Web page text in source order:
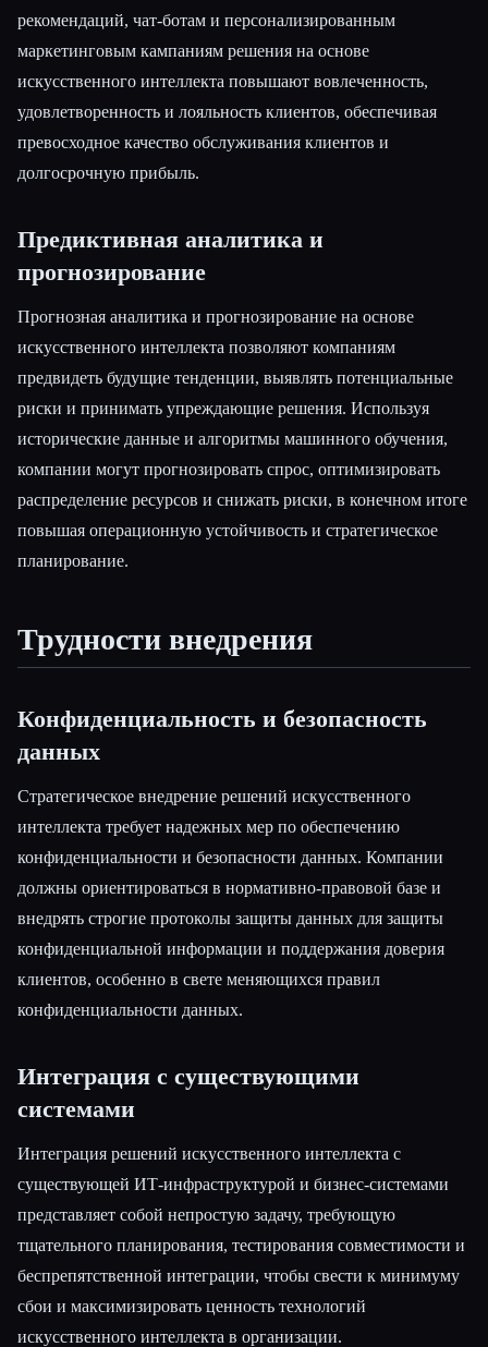
рекомендаций, чат-ботам и персонализированным
маркетинговым кампаниям решения на основе
искусственного интеллекта повышают вовлеченность,
удовлетворенность и лояльность клиентов, обеспечивая
превосходное качество обслуживания клиентов и
долгосрочную прибыль.
Предиктивная аналитика и
прогнозирование
Прогнозная аналитика и прогнозирование на основе
искусственного интеллекта позволяют компаниям
предвидеть будущие тенденции, выявлять потенциальные
риски и принимать упреждающие решения. Используя
исторические данные и алгоритмы машинного обучения,
компании могут прогнозировать спрос, оптимизировать
распределение ресурсов и снижать риски, в конечном итоге
повышая операционную устойчивость и стратегическое
планирование.
Трудности внедрения
Конфиденциальность и безопасность
данных
Стратегическое внедрение решений искусственного
интеллекта требует надежных мер по обеспечению
конфиденциальности и безопасности данных. Компании
должны ориентироваться в нормативно-правовой базе и
внедрять строгие протоколы защиты данных для защиты
конфиденциальной информации и поддержания доверия
клиентов, особенно в свете меняющихся правил
конфиденциальности данных.
Интеграция с существующими
системами
Интеграция решений искусственного интеллекта с
существующей ИТ-инфраструктурой и бизнес-системами
представляет собой непростую задачу, требующую
тщательного планирования, тестирования совместимости и
беспрепятственной интеграции, чтобы свести к минимуму
сбои и максимизировать ценность технологий
искусственного интеллекта в организации.